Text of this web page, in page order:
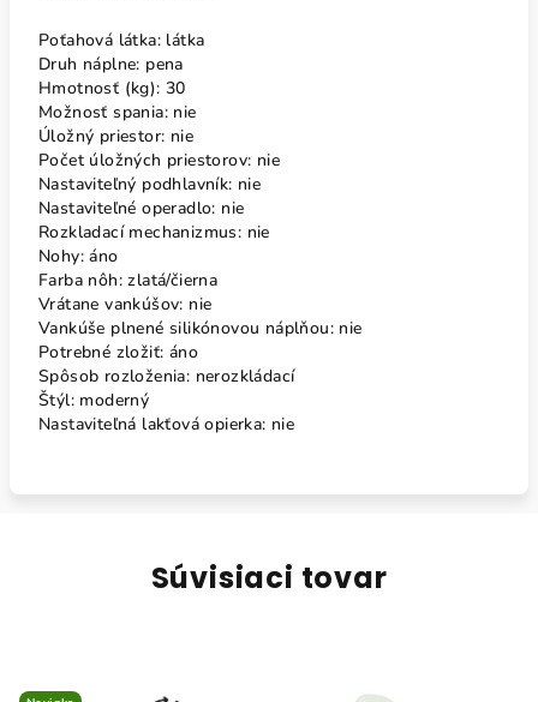
Poťahová látka: látka
Druh náplne: pena
Hmotnosť (kg): 30
Možnosť spania: nie
Úložný priestor: nie
Počet úložných priestorov: nie
Nastaviteľný podhlavník: nie
Nastaviteľné operadlo: nie
Rozkladací mechanizmus: nie
Nohy: áno
Farba nôh: zlatá/čierna
Vrátane vankúšov: nie
Vankúše plnené silikónovou náplňou: nie
Potrebné zložiť: áno
Spôsob rozloženia: nerozkládací
Štýl: moderný
Nastaviteľná lakťová opierka: nie
Súvisiaci tovar